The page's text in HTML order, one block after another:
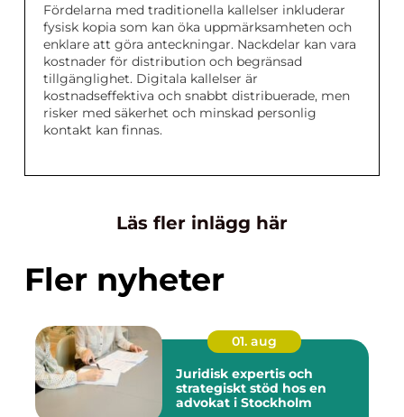
Fördelarna med traditionella kallelser inkluderar
fysisk kopia som kan öka uppmärksamheten och
enklare att göra anteckningar. Nackdelar kan vara
kostnader för distribution och begränsad
tillgänglighet. Digitala kallelser är
kostnadseffektiva och snabbt distribuerade, men
risker med säkerhet och minskad personlig
kontakt kan finnas.
Läs fler inlägg här
Fler nyheter
01. aug
Juridisk expertis och
strategiskt stöd hos en
advokat i Stockholm